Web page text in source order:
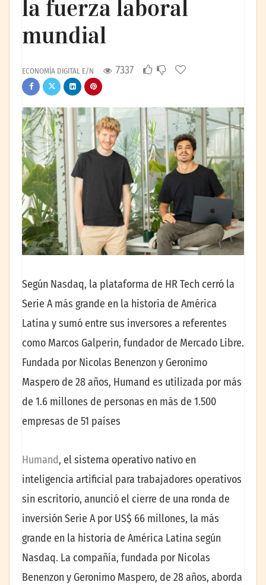
la fuerza laboral
mundial
ECONOMÍA DIGITAL E/N 7337
Según Nasdaq, la plataforma de HR Tech cerró la
Serie A más grande en la historia de América
Latina y sumó entre sus inversores a referentes
como Marcos Galperin, fundador de Mercado Libre.
Fundada por Nicolas Benenzon y Geronimo
Maspero de 28 años, Humand es utilizada por más
de 1.6 millones de personas en más de 1.500
empresas de 51 países
Humand, el sistema operativo nativo en
inteligencia artificial para trabajadores operativos
sin escritorio, anunció el cierre de una ronda de
inversión Serie A por US$ 66 millones, la más
grande en la historia de América Latina según
Nasdaq. La compañía, fundada por Nicolas
Benenzon y Geronimo Maspero, de 28 años, aborda